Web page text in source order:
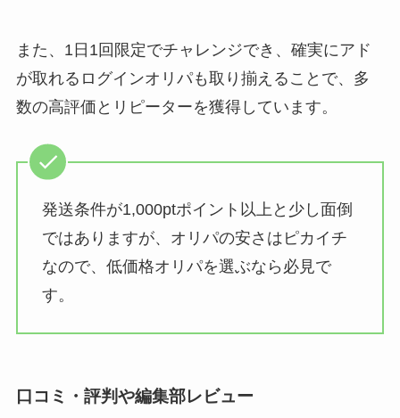
また、1日1回限定でチャレンジでき、確実にアド
が取れるログインオリパも取り揃えることで、多
数の高評価とリピーターを獲得しています。
発送条件が1,000ptポイント以上と少し面倒
ではありますが、オリパの安さはピカイチ
なので、低価格オリパを選ぶなら必見で
す。
口コミ・評判や編集部レビュー